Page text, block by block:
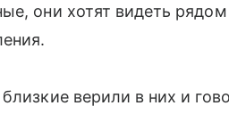
они хотят видеть
верили в них и